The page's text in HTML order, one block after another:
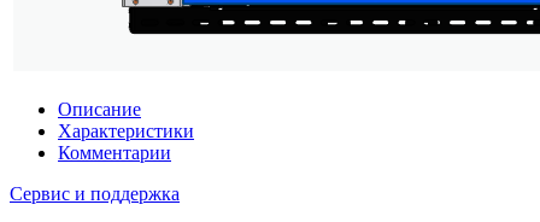
Описание
Характеристики
Комментарии
Сервис и поддержка